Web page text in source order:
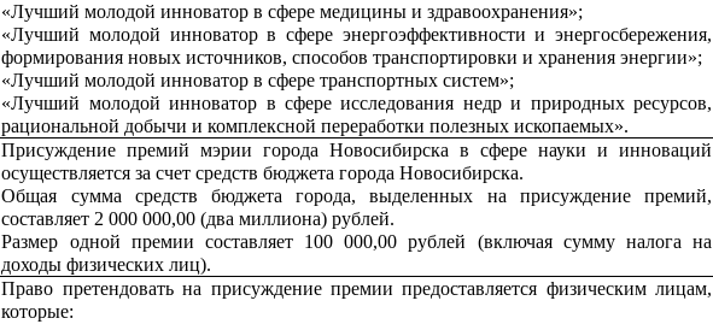
«Лучший молодой инноватор в сфере медицины и здравоохранения»;
«Лучший молодой инноватор в сфере энергоэффективности и энергосбережения,
формирования новых источников, способов транспортировки и хранения энергии»;
«Лучший молодой инноватор в сфере транспортных систем»;
«Лучший молодой инноватор в сфере исследования недр и природных ресурсов,
рациональной добычи и комплексной переработки полезных ископаемых».
Присуждение премий мэрии города Новосибирска в сфере науки и инноваций
осуществляется за счет средств бюджета города Новосибирска.
Общая сумма средств бюджета города, выделенных на присуждение премий,
составляет 2 000 000,00 (два миллиона) рублей.
Размер одной премии составляет 100 000,00 рублей (включая сумму налога на
доходы физических лиц).
Право претендовать на присуждение премии предоставляется физическим лицам,
которые: